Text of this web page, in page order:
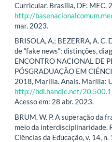
Curricular. Brasília, DF: MEC,
http://
mar. 2023.
BRISOLA, A.; BEZERRA, A.
de “fake news”: distinções,
ENCONTRO NACIONAL DE
PÓSGRADUAÇÃO EM
2018, Marília. Anais. Marília:
http://hdl.handle.net/
Acesso em: 28 abr. 2023.
BRUM, W. P. A superação da
meio da interdisciplinaridade.
Ciências da Educação, v. 14, n.